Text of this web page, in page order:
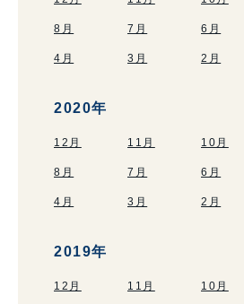
8月 7月 6月
4月 3月 2月
2020年
12月 11月 10月
8月 7月 6月
4月 3月 2月
2019年
12月 11月 10月